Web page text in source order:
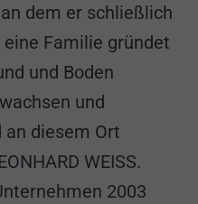
dem er schließlich
Familie gründet
und Boden
und
an diesem Ort
WEISS.
2003